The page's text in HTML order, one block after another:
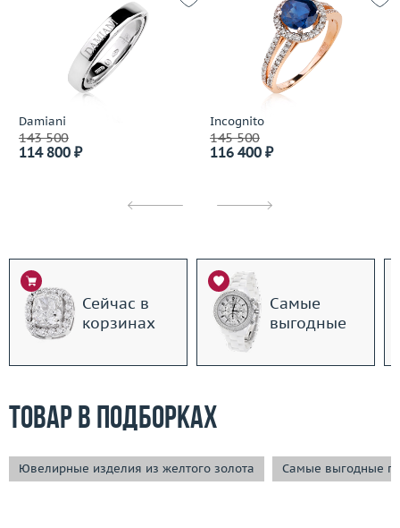
Damiani
143 500
114 800 ₽
Incognito
145 500
116 400 ₽
Сейчас в
корзинах
Самые
выгодные
Товар в подборках
Ювелирные изделия из желтого золота Самые выгодные